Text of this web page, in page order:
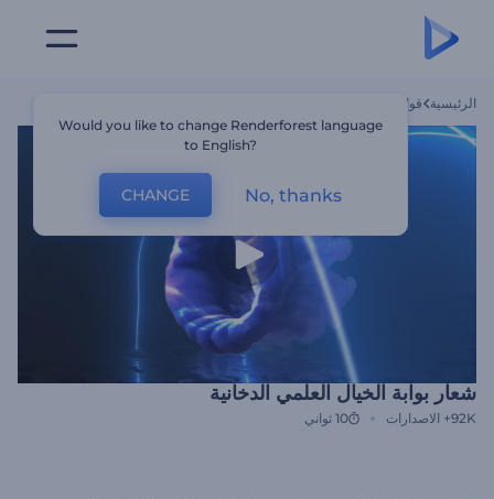
الرئيسية قوالب
شعار بوابة الخيال العلمي الدخانية
92K+ الاصدارات 10 ثواني
Would you like to change Renderforest language
to English?
CHANGE No, thanks